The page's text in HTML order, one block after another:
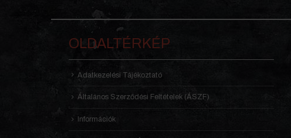
OLDALTÉRKÉP
Adatkezelési Tájékoztató
Általános Szerződési Feltételek (ÁSZF)
Információk